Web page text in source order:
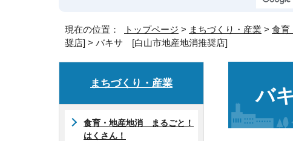
現在の位置： トップページ > まちづくり・産業 > 食育
奨店] > バキサ [白山市地産地消推奨店]
バ
まちづくり・産業
食育・地産地消 まるごと！
はくさん！